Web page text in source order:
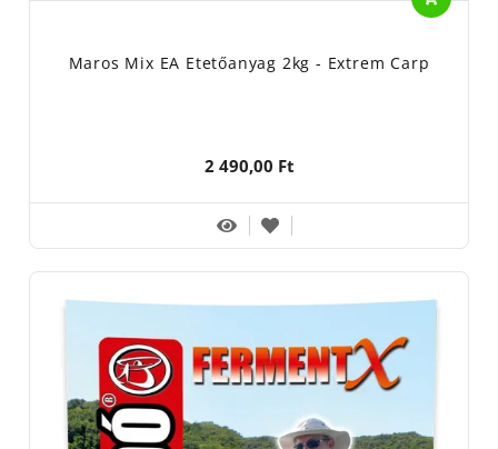
Maros Mix EA Etetőanyag 2kg - Extrem Carp
2 490,00 Ft